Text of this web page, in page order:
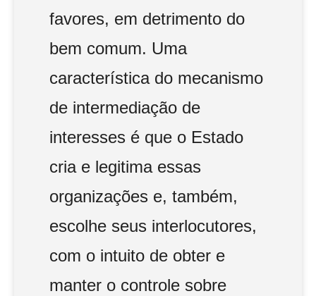
favores, em detrimento do
bem comum. Uma
característica do mecanismo
de intermediação de
interesses é que o Estado
cria e legitima essas
organizações e, também,
escolhe seus interlocutores,
com o intuito de obter e
manter o controle sobre